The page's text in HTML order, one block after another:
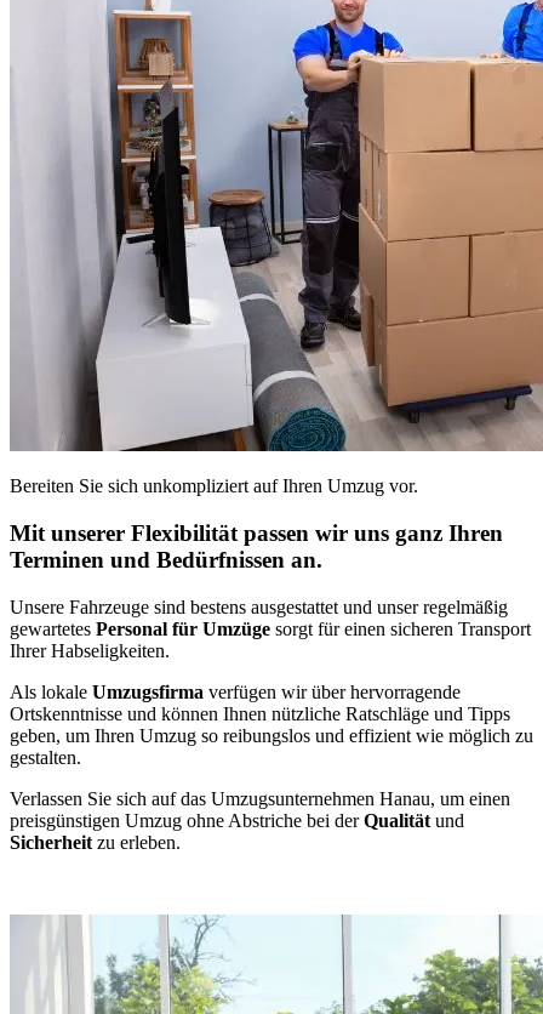
Bereiten Sie sich unkompliziert auf Ihren Umzug vor.
Mit unserer Flexibilität passen wir uns ganz Ihren
Terminen und Bedürfnissen an.
Unsere Fahrzeuge sind bestens ausgestattet und unser regelmäßig
gewartetes Personal für Umzüge sorgt für einen sicheren Transport
Ihrer Habseligkeiten.
Als lokale Umzugsfirma verfügen wir über hervorragende
Ortskenntnisse und können Ihnen nützliche Ratschläge und Tipps
geben, um Ihren Umzug so reibungslos und effizient wie möglich zu
gestalten.
Verlassen Sie sich auf das Umzugsunternehmen Hanau, um einen
preisgünstigen Umzug ohne Abstriche bei derQualität und
Sicherheit zu erleben.